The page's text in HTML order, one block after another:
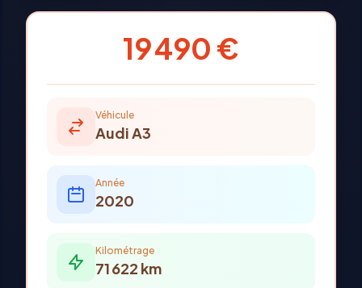
19 490 €
Véhicule
AudiA3
Année
2020
Kilométrage
71 622 km